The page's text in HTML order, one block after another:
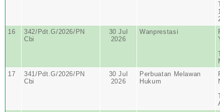
16
342/Pdt.G/2026/PN
Cbi
30 Jul
2026
Wanprestasi
17
341/Pdt.G/2026/PN
Cbi
30 Jul
2026
Perbuatan Melawan
Hukum